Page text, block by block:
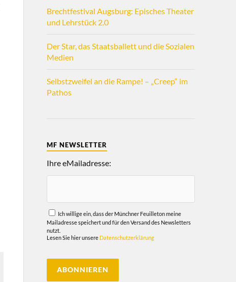
Brechtfestival Augsburg: Episches Theater
und Lehrstück 2.0
Der Star, das Staatsballett und die Sozialen
Medien
Selbstzweifel an die Rampe! – „Creep“ im
Pathos
MF NEWSLETTER
Ihre eMailadresse:
Ich willige ein, dass der Münchner Feuilleton meine
Mailadresse speichert und für den Versand des Newsletters
nutzt.
Lesen Sie hier unsere Datenschutzerklärung